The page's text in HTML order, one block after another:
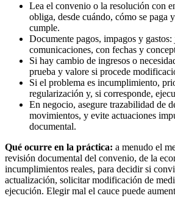
Lea el convenio o la resolución con
obliga, desde cuándo, cómo se paga
cumple.
Documente pagos, impagos y
comunicaciones, con fechas y
Si hay cambio de ingresos o
prueba y valore si procede
Si el problema es incumplimiento,
regularización y, si corresponde,
En negocio, asegure trazabilidad de
movimientos, y evite actuaciones
documental.
Qué ocurre en la práctica: a menudo el
revisión documental del convenio, de la
incumplimientos reales, para decidir si
actualización, solicitar modificación de
ejecución. Elegir mal el cauce puede